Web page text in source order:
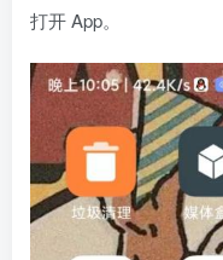
打开 App。